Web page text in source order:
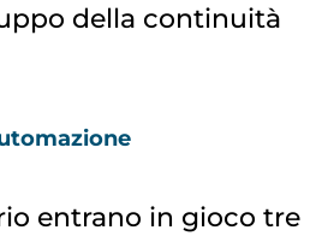
della continuità
entrano in gioco tre